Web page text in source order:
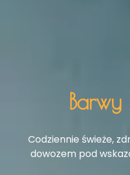
Barwy
Codziennie świeże,
dowozem pod